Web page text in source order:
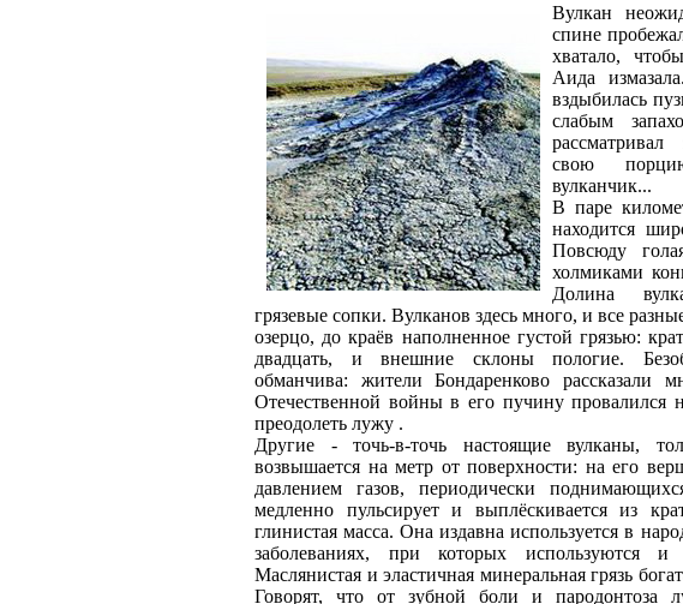
Вулкан
спине
хватало,
Аида
вздыбилась
слабым
рассматривал
свою
вулканчик...
В паре
находится
Повсюду
холмиками
Долина
грязевые сопки. Вулканов здесь много, и все
озерцо, до краёв наполненное густой грязью:
двадцать, и внешние склоны пологие.
обманчива: жители Бондаренково рассказали
Отечественной войны в его пучину провалился
преодолеть лужу .
Другие - точь-в-точь настоящие вулканы,
возвышается на метр от поверхности: на его
давлением газов, периодически
медленно пульсирует и выплёскивается из
глинистая масса. Она издавна используется в
заболеваниях, при которых используются
Маслянистая и эластичная минеральная грязь
Говорят, что от зубной боли и пародонтоза